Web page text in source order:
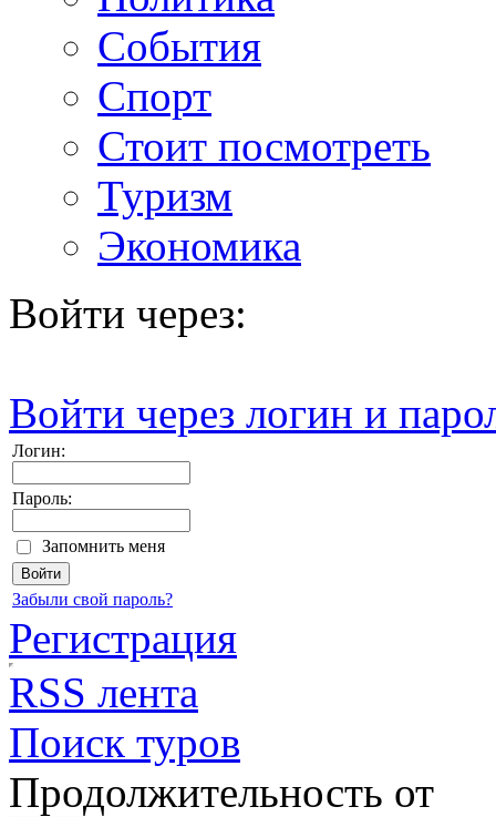
События
Спорт
Стоит посмотреть
Туризм
Экономика
Войти через:
Войти через логин и
Логин:
Пароль:
Запомнить меня
Забыли свой пароль?
Регистрация
RSS лента
Поиск туров
Продолжительность от